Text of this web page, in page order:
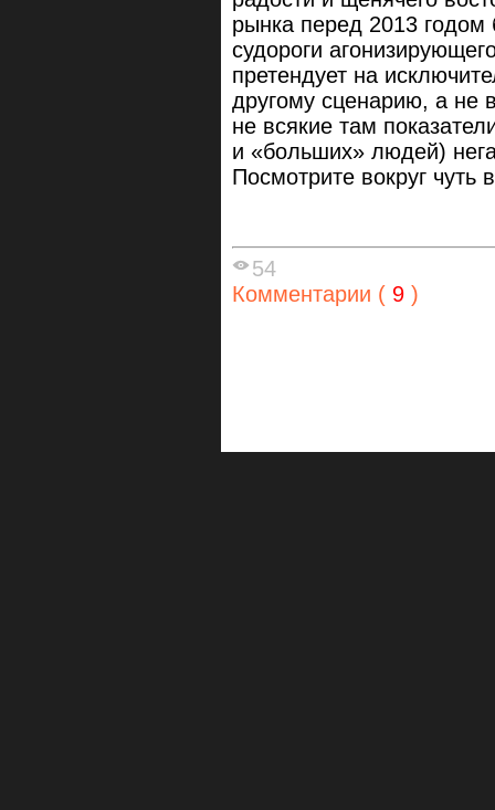
рынка перед 2013
судороги
претендует на
другому сценарию, а
не всякие там
и «больших» людей)
Посмотрите вокруг
54
Комментарии ( 9 )